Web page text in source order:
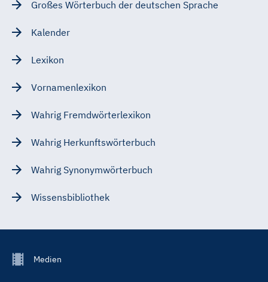
Großes Wörterbuch der deutschen Sprache
Kalender
Lexikon
Vornamenlexikon
Wahrig Fremdwörterlexikon
Wahrig Herkunftswörterbuch
Wahrig Synonymwörterbuch
Wissensbibliothek
FooterMedien